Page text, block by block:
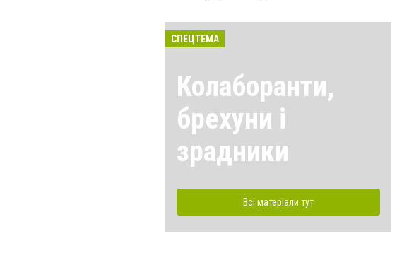
СПЕЦТЕМА
Колаборанти,
брехуни і
зрадники
Всі матеріали тут